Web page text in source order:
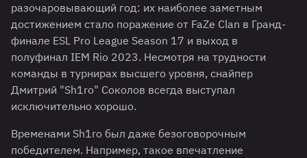
разочаровывающий год: их наиболее заметным
достижением стало поражение от FaZe Clan в Гранд-
финале ESL Pro League Season 17 и выход в
полуфинал IEM Rio 2023. Несмотря на трудности
команды в турнирах высшего уровня, снайпер
Дмитрий "Sh1ro" Соколов всегда выступал
исключительно хорошо.
Временами Sh1ro был даже безоговорочным
победителем. Например, такое впечатление